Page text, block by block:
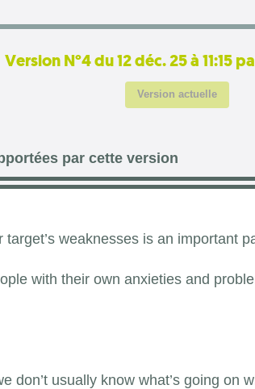
Version N°4 du 12 déc. 25 à 11:15
Version actuelle
par cette version